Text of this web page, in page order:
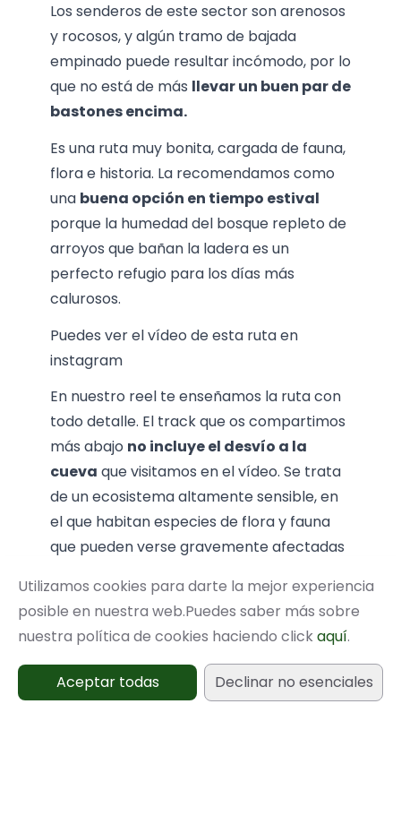
Los senderos de este sector son arenosos
y rocosos, y algún tramo de bajada
empinado puede resultar incómodo, por lo
que no está de más llevar un buen par de
bastones encima.
Es una ruta muy bonita, cargada de fauna,
flora e historia. La recomendamos como
una buena opción en tiempo estival
porque la humedad del bosque repleto de
arroyos que bañan la ladera es un
perfecto refugio para los días más
calurosos.
Puedes ver el vídeo de esta ruta en
instagram
En nuestro reel te enseñamos la ruta con
todo detalle. El track que os compartimos
más abajo no incluye el desvío a la
cueva que visitamos en el vídeo. Se trata
de un ecosistema altamente sensible, en
el que habitan especies de flora y fauna
que pueden verse gravemente afectadas
respetuosas. Somos conscientes de que su
ubicación no es “secreto de Estado”, pero
preferimos no facilitar información sobre
su forma de acceso para evitar que caiga
en manos inadecuadas.¡Disfrutad del
Utilizamos cookies para darte la mejor experiencia
posible en nuestra web.Puedes saber más sobre
nuestra política de cookies haciendo clickaquí.
Aceptar todas Declinar no esenciales